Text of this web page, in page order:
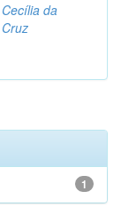
Cecília da
Cruz
1